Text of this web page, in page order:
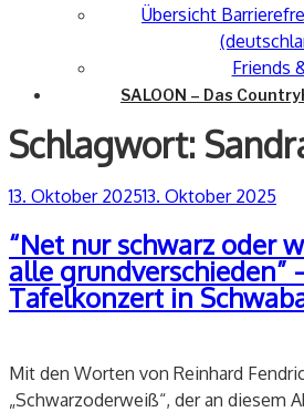
Übersicht
Friends
SALOON – Das
Schlagwort:
Veröffentlicht
13. Oktober 202513. Oktober 2025
“Net nur schwarz oder
alle grundverschieden”
Tafelkonzert in
Mit den Worten von Reinhard
„Schwarzoderweiß“, der an diesem